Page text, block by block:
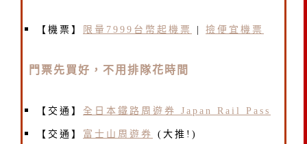
【機票】 限量7999台幣起機票 撿便宜機票
門票先買好，不用排隊花時間
【交通】 全日本鐵路周遊券 Japan Rail Pass
【交通】 富士山周遊券 (大推!)